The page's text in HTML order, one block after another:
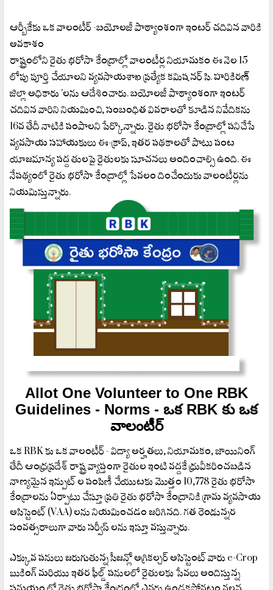
ఆర్బీకేకు ఒక వాలంటీర్ -బయోలజీ పాఠ్యాంశంగా ఇంటర్ చదివిన వారికి
అవకాశం
రాష్ట్రంలోని రైతు భరోసా కేంద్రాల్లో వాలంటీర్ల నియామకం ఈ నెల 15
లోపు పూర్తి చేయాలని వ్యవసాయశాఖ ప్రత్యేక కమిషనర్ సి. హరికిరణ్
జిల్లా అధికారు 'లను ఆదేశించారు. బయోలజీ పాఠ్యాంశంగా ఇంటర్
చదివిన వారిని నియమించి, సంబంధిత వివరాలతో కూడిన నివేదికను
16వ తేదీ నాటికి పంపాలని పేర్కొన్నారు. రైతు భరోసా కేంద్రాల్లో పనిచేసే
వ్యవసాయ సహాయకులు ఈ-క్రాప్, ఇతర పథకాలతో పాటు పంట
యాజమాన్య పద్ద తులపై రైతులకు సూచనలు అందించాల్సి ఉంది. ఈ
నేపథ్యంలో రైతు భరోసా కేంద్రాల్లో సేవలం దించేందుకు వాలంటీర్లను
నియమిస్తున్నారు.
Allot One Volunteer to One RBK
Guidelines - Norms - ఒక RBK కు ఒక
వాలంటీర్
ఒక RBK కు ఒక వాలంటీర్ - విద్యా అర్హతలు, నియామకం, జాయినింగ్
తేదీ ఆంధ్రప్రదేశ్ రాష్ట్ర వ్యాప్తంగా రైతుల ఇంటి వద్దకే ధ్రువీకరించబడిన
నాణ్యమైన ఇన్పుట్ ల పంపిణీ చేయుటకు మొత్తం 10,778 రైతు భరోసా
కేంద్రాలను ఏర్పాటు చేస్తూ ప్రతి రైతు భరోసా కేంద్రానికి గ్రామ వ్యవసాయ
అసిస్టెంట్ (VAA) లను నియమించడం జరిగినది. గత రెండున్నర
సంవత్సరాలుగా వారు సర్వీస్ లను ఇస్తూ వస్తున్నారు.
ఎక్కువ పనులు జరుగుతున్న సీజన్లో అగ్రికల్చర్ అసిస్టెంట్ వారు e-Crop
బుకింగ్ మరియు ఇతర ఫీల్డ్ పనులలో రైతులకు సేవలు అందిస్తున్న